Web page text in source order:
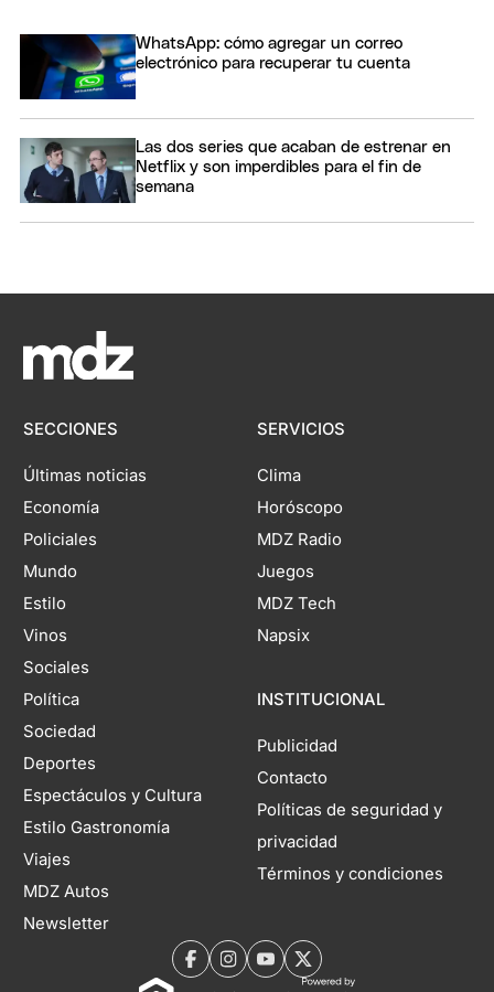
WhatsApp: cómo agregar un correo
electrónico para recuperar tu cuenta
Las dos series que acaban de estrenar en
Netflix y son imperdibles para el fin de
semana
SECCIONES
Últimas noticias
Economía
Policiales
Mundo
Estilo
Vinos
Sociales
Política
Sociedad
Deportes
Espectáculos y Cultura
Estilo Gastronomía
Viajes
MDZ Autos
Newsletter
SERVICIOS
Clima
Horóscopo
MDZ Radio
Juegos
MDZ Tech
Napsix
INSTITUCIONAL
Publicidad
Contacto
Políticas de seguridad y
privacidad
Términos y condiciones